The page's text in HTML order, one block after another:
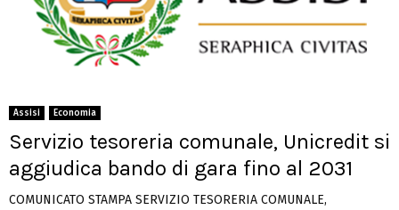
Assisi Economia
Servizio tesoreria comunale, Unicredit si
aggiudica bando di gara fino al 2031
COMUNICATO STAMPA SERVIZIO TESORERIA COMUNALE,